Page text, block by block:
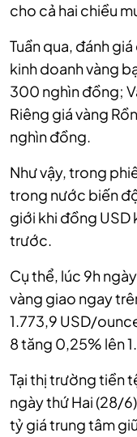
cho cả hai chiều
Tuần qua, đánh
kinh doanh vàng
300 nghìn đồng;
Riêng giá vàng
nghìn đồng.
Như vậy, trong
trong nước biến
giới khi đồng USD
trước.
Cụ thể, lúc 9h
vàng giao ngay
1.773,9 USD/
8 tăng 0,25% lên
Tại thị trường tiền
ngày thứ Hai (28/
tỷ giá trung tâm